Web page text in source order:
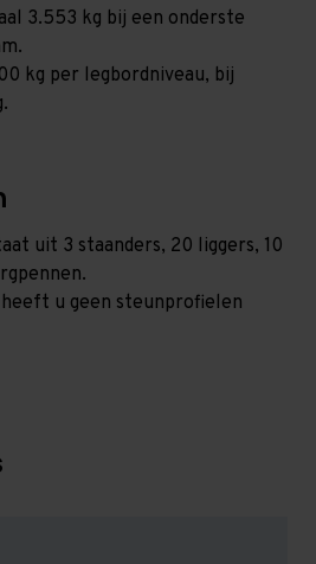
3.553 kg bij een onderste
kg per legbordniveau, bij
uit 3 staanders, 20 liggers, 10
u geen steunprofielen